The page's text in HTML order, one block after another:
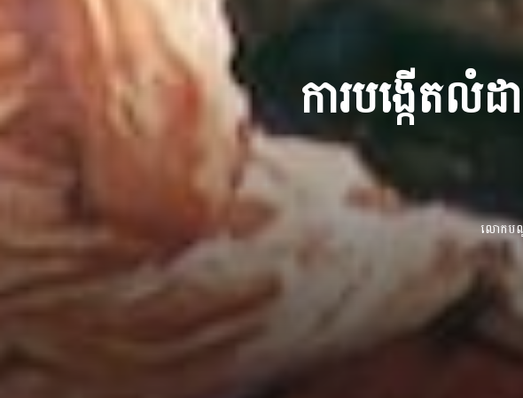
ការបង្កើតលំ
លោកប